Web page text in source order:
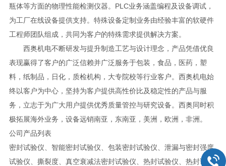
瓶体等方面的物理性能检测仪器。PLC业务涵盖编程及设备调试，
为工厂在线设备提供支持。特殊设备定制业务由经验丰富的软硬件
工程师团队组成，共同为客户的特殊需求提供解决方案。
西奥机电不断研发与提升制造工艺与设计理念，产品凭借优良
表现赢得了客户的广泛信赖并广泛服务于包装，食品，医药，塑
料，纸制品，日化，质检机构，大专院校等行业客户。西奥机电始
终以客户为中心，坚持为客户提供高性价比及稳定性的产品与服
务，立志于为广大用户提供优秀质量管控与研究设备。西奥同时积
极拓展海外业务，设备远销南亚，东南亚，美洲，欧洲，非洲。
公司产品列表
密封试验仪、智能密封试验仪、包装密封试验仪、泄漏与密封强度
试验仪、撕裂度、真空衰减法密封试验仪、热封试验仪、热封试验